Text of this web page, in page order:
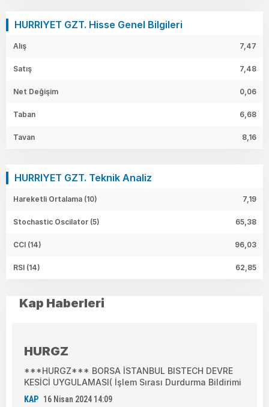
HURRIYET GZT. Hisse Genel Bilgileri
Alış 7,47
Satış 7,48
Net Değişim 0,06
Taban 6,68
Tavan 8,16
HURRIYET GZT. Teknik Analiz
Hareketli Ortalama (10) 7,19
Stochastic Oscilator (5) 65,38
CCI (14) 96,03
RSI (14) 62,85
Kap Haberleri
HURGZ
***HURGZ*** BORSA İSTANBUL BISTECH DEVRE
KESİCİ UYGULAMASI( İşlem Sırası Durdurma Bildirimi
KAP 16 Nisan 2024 14:09